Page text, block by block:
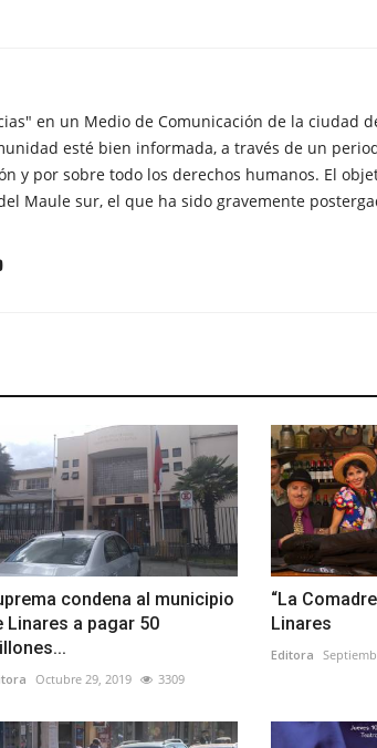
en un Medio de Comunicación de la ciudad
esté bien informada, a través de un
y por sobre todo los derechos humanos. El
Maule sur, el que ha sido gravemente
condena al municipio
Linares a pagar 50
Octubre 29, 2019 3309
“La
Linares
Editora